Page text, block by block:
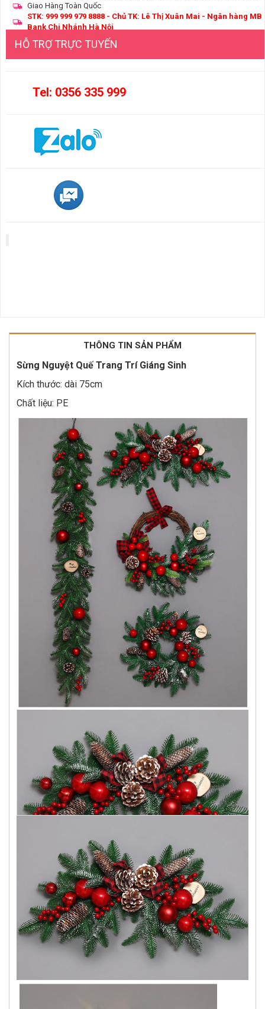
Giao Hàng Toàn Quốc
STK: 999 999 979 8888 - Chủ TK: Lê Thị Xuân Mai - Ngân hàng MB
Bank Chi Nhánh Hà Nội
HỖ TRỢ TRỰC TUYẾN
Tel: 0356 335 999
THÔNG TIN SẢN PHẨM
Sừng Nguyệt Quế Trang Trí Giáng Sinh
Kích thước: dài 75cm
Chất liệu: PE